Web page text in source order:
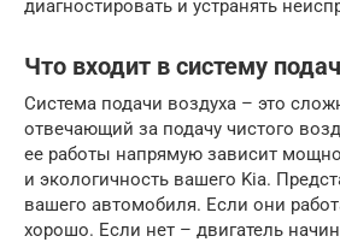
диагностировать и устранять
Что входит в систему
Система подачи воздуха – это
отвечающий за подачу чистого
ее работы напрямую зависит
и экологичность вашего Kia.
вашего автомобиля. Если они
хорошо. Если нет – двигатель